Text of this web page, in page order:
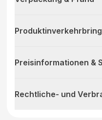
Preisinformationen &
Rechtliche- und